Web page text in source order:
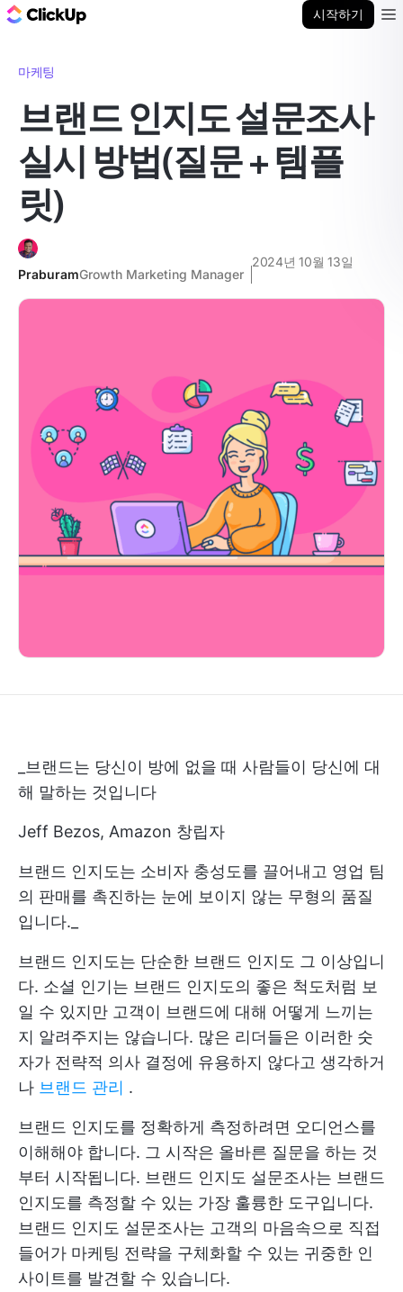
시작하기
마케팅
브랜드 인지도 설문조사
실시 방법(질문 + 템플
릿)
PraburamGrowth Marketing Manager
2024년 10월 13일
_브랜드는 당신이 방에 없을 때 사람들이 당신에 대
해 말하는 것입니다
Jeff Bezos, Amazon 창립자
브랜드 인지도는 소비자 충성도를 끌어내고 영업 팀
의 판매를 촉진하는 눈에 보이지 않는 무형의 품질
입니다._
브랜드 인지도는 단순한 브랜드 인지도 그 이상입니
다. 소셜 인기는 브랜드 인지도의 좋은 척도처럼 보
일 수 있지만 고객이 브랜드에 대해 어떻게 느끼는
지 알려주지는 않습니다. 많은 리더들은 이러한 숫
자가 전략적 의사 결정에 유용하지 않다고 생각하거
나 브랜드 관리 .
브랜드 인지도를 정확하게 측정하려면 오디언스를
이해해야 합니다. 그 시작은 올바른 질문을 하는 것
부터 시작됩니다. 브랜드 인지도 설문조사는 브랜드
인지도를 측정할 수 있는 가장 훌륭한 도구입니다.
브랜드 인지도 설문조사는 고객의 마음속으로 직접
들어가 마케팅 전략을 구체화할 수 있는 귀중한 인
사이트를 발견할 수 있습니다.